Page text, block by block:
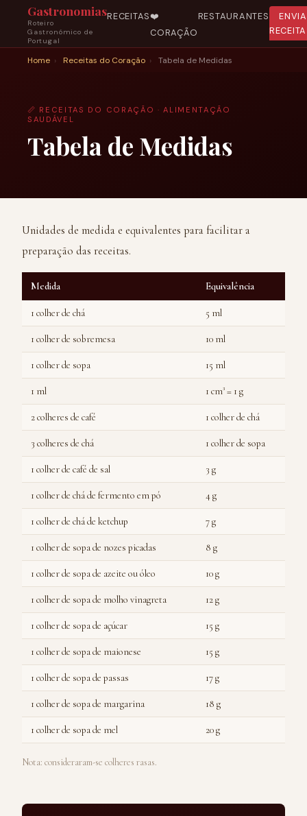
Gastronomias
Roteiro
Gastronómico de
Portugal
RECEITAS❤️
CORAÇÃO
RESTAURANTES
RECEITA
Home › Receitas do Coração › Tabela de Medidas
📏 RECEITAS DO CORAÇÃO · ALIMENTAÇÃO
SAUDÁVEL
Tabela de Medidas
Unidades de medida e equivalentes para facilitar a
preparação das receitas.
Medida Equivalência
1 colher de chá 5 ml
1 colher de sobremesa 10 ml
1 colher de sopa 15 ml
1 ml 1 cm³ = 1 g
2 colheres de café 1 colher de chá
3 colheres de chá 1 colher de sopa
1 colher de café de sal 3 g
1 colher de chá de fermento em pó 4 g
1 colher de chá de ketchup 7 g
1 colher de sopa de nozes picadas 8 g
1 colher de sopa de azeite ou óleo 10 g
1 colher de sopa de molho vinagreta 12 g
1 colher de sopa de açúcar 15 g
1 colher de sopa de maionese 15 g
1 colher de sopa de passas 17 g
1 colher de sopa de margarina 18 g
1 colher de sopa de mel 20 g
Nota: consideraram-se colheres rasas.